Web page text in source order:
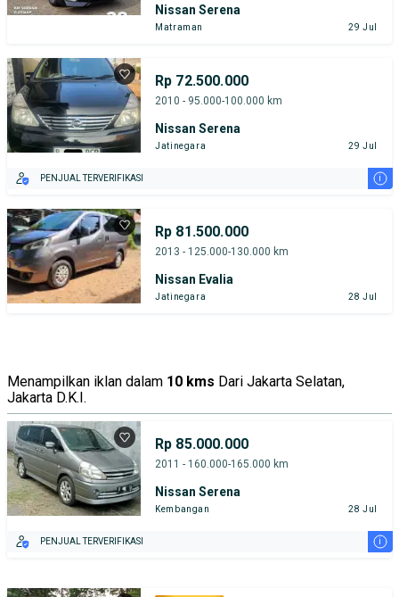
Nissan Serena
Matraman 29 Jul
Rp 72.500.000
2010 - 95.000-100.000 km
Nissan Serena
Jatinegara 29 Jul
PENJUAL TERVERIFIKASI i
Rp 81.500.000
2013 - 125.000-130.000 km
Nissan Evalia
Jatinegara 28 Jul
Menampilkan iklan dalam 10 kms Dari Jakarta Selatan,
Jakarta D.K.I.
Rp 85.000.000
2011 - 160.000-165.000 km
Nissan Serena
Kembangan 28 Jul
PENJUAL TERVERIFIKASI i